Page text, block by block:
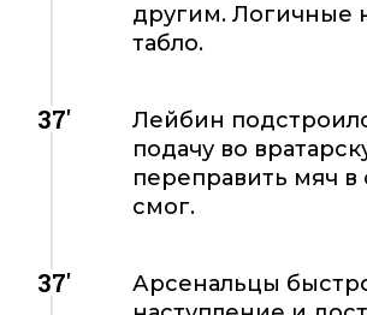
другим. Логичные
табло.
37'
Лейбин
подачу во
переправить мяч в
смог.
37'
Арсенальцы